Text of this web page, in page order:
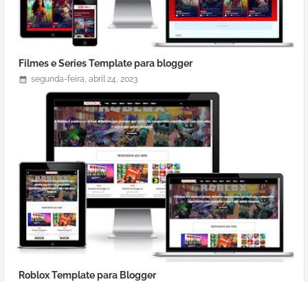
Filmes e Series Template para blogger
segunda-feira, abril 24, 2023
Roblox Template para Blogger